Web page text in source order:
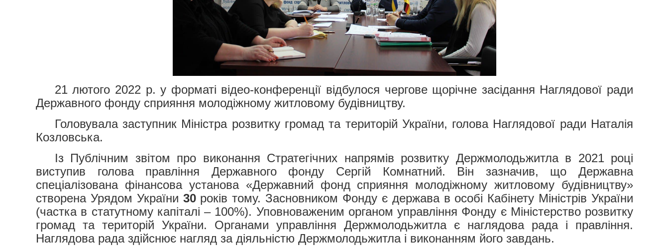
21 лютого 2022 р. у форматі відео-конференції відбулося чергове щорічне засідання Наглядової ради
Державного фонду сприяння молодіжному житловому будівництву.
Головувала заступник Міністра розвитку громад та територій України, голова Наглядової ради Наталія
Козловська.
Із Публічним звітом про виконання Стратегічних напрямів розвитку Держмолодьжитла в 2021 році
виступив голова правління Державного фонду Сергій Комнатний. Він зазначив, що Державна
спеціалізована фінансова установа «Державний фонд сприяння молодіжному житловому будівництву»
створена Урядом України 30років тому. Засновником Фонду є держава в особі Кабінету Міністрів України
(частка в статутному капіталі – 100%). Уповноваженим органом управління Фонду є Міністерство розвитку
громад та територій України. Органами управління Держмолодьжитла є наглядова рада і правління.
Наглядова рада здійснює нагляд за діяльністю Держмолодьжитла і виконанням його завдань.